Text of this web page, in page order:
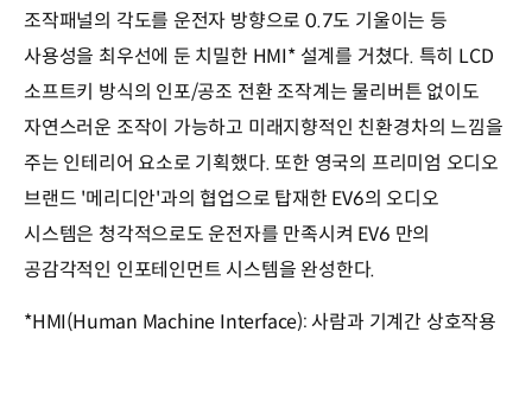
조작패널의 각도를 운전자 방향으로 0.7도 기울이는 등
사용성을 최우선에 둔 치밀한 HMI* 설계를 거쳤다. 특히 LCD
소프트키 방식의 인포/공조 전환 조작계는 물리버튼 없이도
자연스러운 조작이 가능하고 미래지향적인 친환경차의 느낌을
주는 인테리어 요소로 기획했다. 또한 영국의 프리미엄 오디오
브랜드 '메리디안'과의 협업으로 탑재한 EV6의 오디오
시스템은 청각적으로도 운전자를 만족시켜 EV6 만의
공감각적인 인포테인먼트 시스템을 완성한다.
*HMI(Human Machine Interface): 사람과 기계간 상호작용